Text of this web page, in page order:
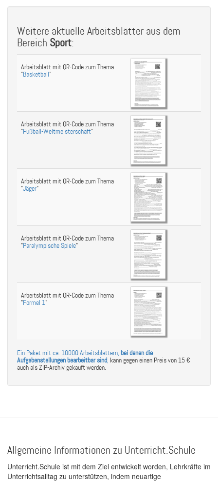
Weitere aktuelle Arbeitsblätter aus dem
Bereich Sport:
Arbeitsblatt mit QR-Code zum Thema
"Basketball"
Arbeitsblatt mit QR-Code zum Thema
"Fußball-Weltmeisterschaft"
Arbeitsblatt mit QR-Code zum Thema
"Jäger"
Arbeitsblatt mit QR-Code zum Thema
"Paralympische Spiele"
Arbeitsblatt mit QR-Code zum Thema
"Formel 1"
Ein Paket mit ca. 10000 Arbeitsblättern, bei denen die
Aufgabenstellungen bearbeitbar sind, kann gegen einen Preis von 15 €
auch als ZIP-Archiv gekauft werden.
Allgemeine Informationen zu Unterricht.Schule
Unterricht.Schule ist mit dem Ziel entwickelt worden, Lehrkräfte im
Unterrichtsalltag zu unterstützen, indem neuartige